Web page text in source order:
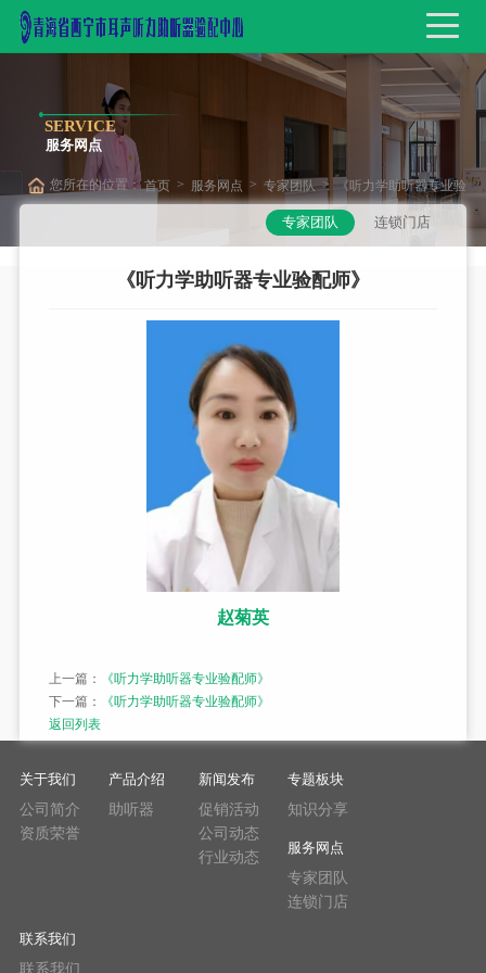
您所在的位置：首页 > 服务网点 >专家团队> 《听力学助听器专业验
配师》
SERVICE
服务网点
专家团队 连锁门店
《听力学助听器专业验配师》
赵菊英
上一篇：
《听力学助听器专业验配师》
下一篇：
《听力学助听器专业验配师》
返回列表
关于我们
公司简介
资质荣誉
产品介绍
助听器
新闻发布
促销活动
公司动态
行业动态
专题板块
知识分享
服务网点
专家团队
连锁门店
联系我们
联系我们